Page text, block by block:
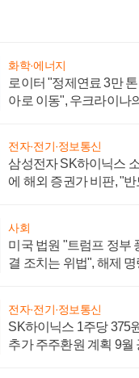
화학·에너지
로이터 "정제연료 3만
아로 이동", 우크라이나
전자·전기·정보통신
삼성전자 SK하이닉스
에 해외 증권가 비판, "
사회
미국 법원 "트럼프 정부
결 조치는 위법", 해제 명
전자·전기·정보통신
SK하이닉스 1주당 375
추가 주주환원 계획 9월